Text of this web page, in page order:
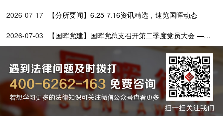
2026-07-17
【分所要闻】6.25-7.16资讯精选，速览国晖动态
2026-07-03
【国晖党建】国晖党总支召开第二季度党员大会 ——
党建引领公益路 法律服务暖基层